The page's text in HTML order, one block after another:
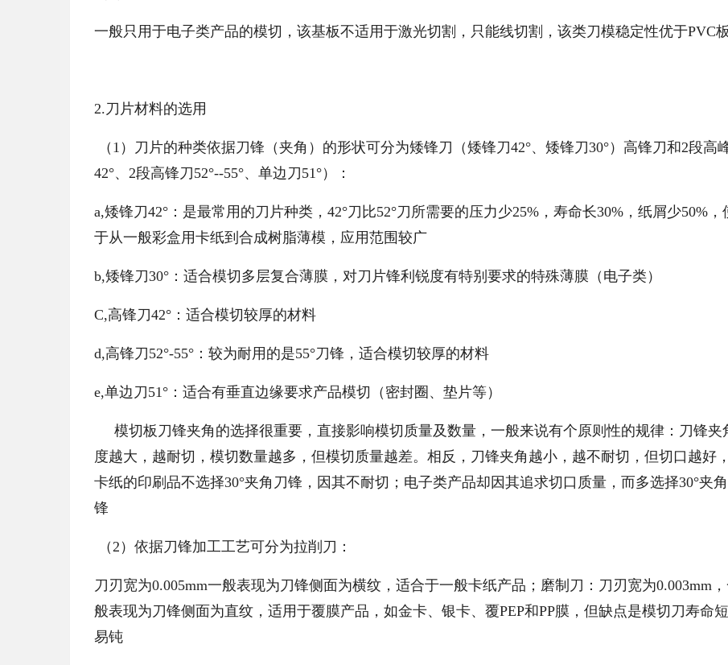
一般只用于电子类产品的模切，该基板不适用于激光切割，只能线切割，该类刀模稳定性优于PVC板
2.刀片材料的选用
（1）刀片的种类依据刀锋（夹角）的形状可分为矮锋刀（矮锋刀42°、矮锋刀30°）高锋刀和2段高
42°、2段高锋刀52°--55°、单边刀51°）：
a,矮锋刀42°：是最常用的刀片种类，42°刀比52°刀所需要的压力少25%，寿命长30%，纸屑少50%，
于从一般彩盒用卡纸到合成树脂薄模，应用范围较广
b,矮锋刀30°：适合模切多层复合薄膜，对刀片锋利锐度有特别要求的特殊薄膜（电子类）
C,高锋刀42°：适合模切较厚的材料
d,高锋刀52°-55°：较为耐用的是55°刀锋，适合模切较厚的材料
e,单边刀51°：适合有垂直边缘要求产品模切（密封圈、垫片等）
模切板刀锋夹角的选择很重要，直接影响模切质量及数量，一般来说有个原则性的规律：刀锋夹
度越大，越耐切，模切数量越多，但模切质量越差。相反，刀锋夹角越小，越不耐切，但切口越好
卡纸的印刷品不选择30°夹角刀锋，因其不耐切；电子类产品却因其追求切口质量，而多选择30°夹
锋
（2）依据刀锋加工工艺可分为拉削刀：
刀刃宽为0.005mm一般表现为刀锋侧面为横纹，适合于一般卡纸产品；磨制刀：刀刃宽为0.003mm
般表现为刀锋侧面为直纹，适用于覆膜产品，如金卡、银卡、覆PEP和PP膜，但缺点是模切刀寿命短
易钝